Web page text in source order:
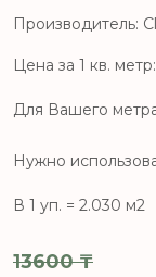
Производитель:
Цена за 1 кв. метр:
Для Вашего
Нужно
В 1 уп. = 2.030 м2
13600₸